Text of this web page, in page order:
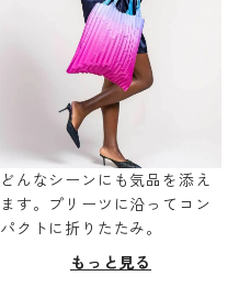
どんなシーンにも気品を添え
ます。プリーツに沿ってコン
パクトに折りたたみ。
もっと見る